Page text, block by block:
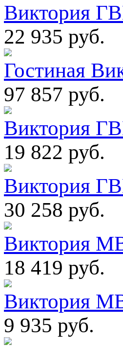
Виктория
22 935 руб.
Гостиная
97 857 руб.
Виктория
19 822 руб.
Виктория
30 258 руб.
Виктория
18 419 руб.
Виктория
9 935 руб.